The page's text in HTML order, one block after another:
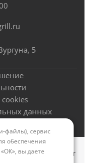
5
данных
официальный сайт
файлы), сервис
обеспечения
вы даете